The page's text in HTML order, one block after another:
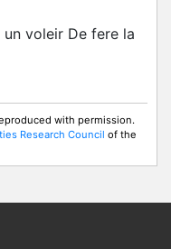
un voleir De fere la
with permission.
Research Council of the